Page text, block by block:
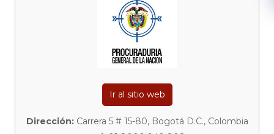
Ir al sitio web
Dirección:Carrera 5 # 15-80, Bogotá D.C., Colombia